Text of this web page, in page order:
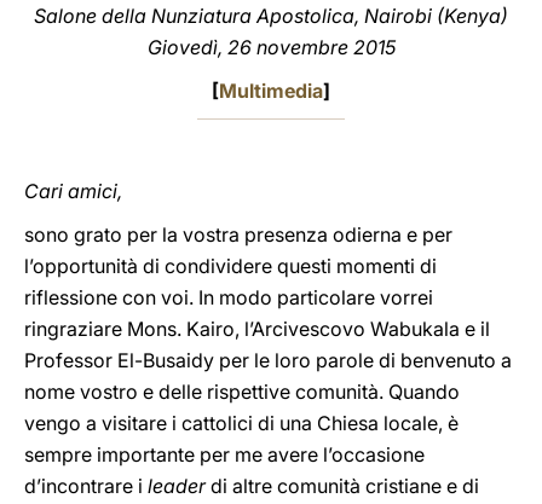
Salone della Nunziatura Apostolica, Nairobi (Kenya)
Giovedì, 26 novembre 2015
[Multimedia]
Cari amici,
sono grato per la vostra presenza odierna e per
l’opportunità di condividere questi momenti di
riflessione con voi. In modo particolare vorrei
ringraziare Mons. Kairo, l’Arcivescovo Wabukala e il
Professor El-Busaidy per le loro parole di benvenuto a
nome vostro e delle rispettive comunità. Quando
vengo a visitare i cattolici di una Chiesa locale, è
sempre importante per me avere l’occasione
d’incontrare i leaderdi altre comunità cristiane e di